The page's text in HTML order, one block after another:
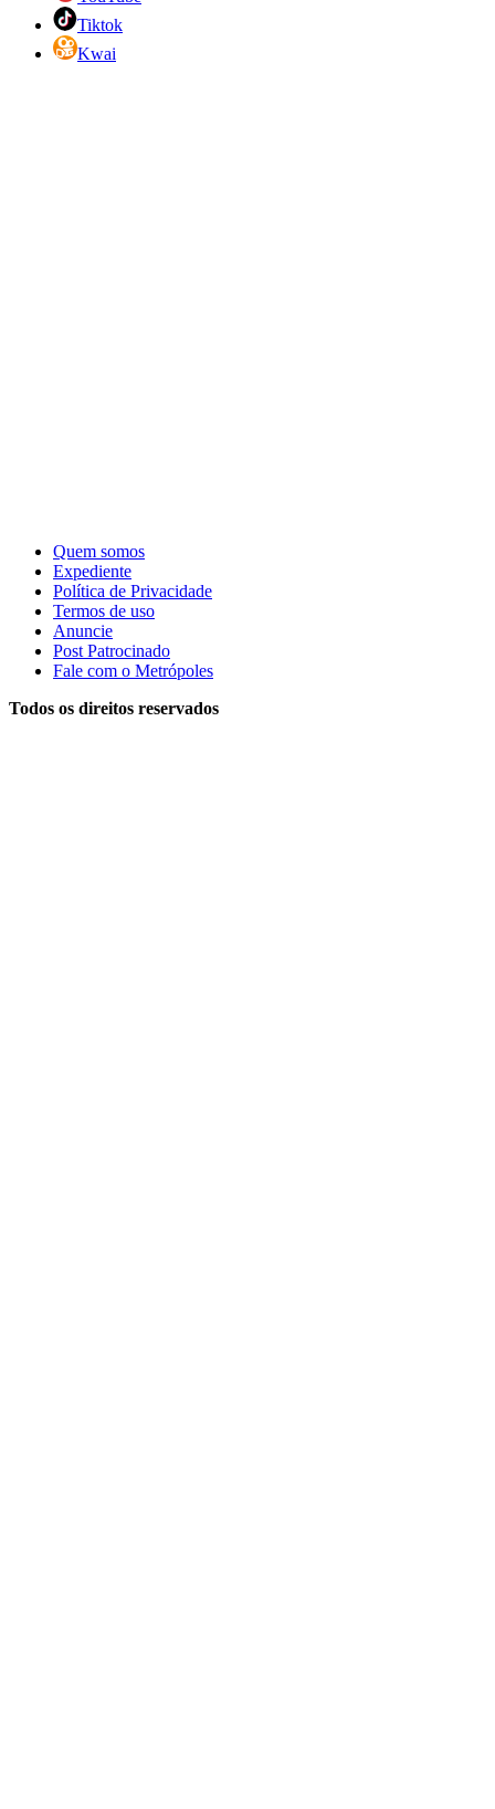
Tiktok
Kwai
Quem somos
Expediente
Política de Privacidade
Termos de uso
Anuncie
Post Patrocinado
Fale com o Metrópoles
Todos os direitos reservados